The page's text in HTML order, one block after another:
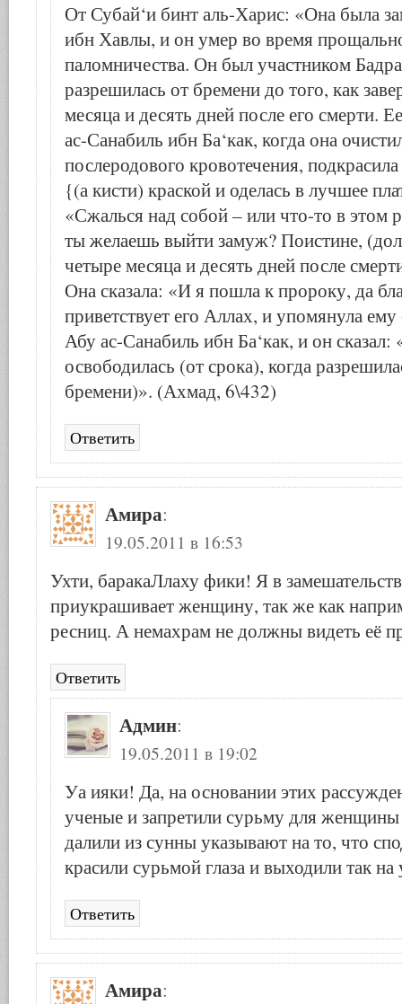
От Субай‘и бинт аль-Харис: «Она была
ибн Хавлы, и он умер во время
паломничества. Он был участником
разрешилась от бремени до того, как
месяца и десять дней после его смерти.
ас-Санабиль ибн Ба‘как, когда она
послеродового кровотечения,
{(а кисти) краской и оделась в лучшее
«Сжалься над собой – или что-то в этом
ты желаешь выйти замуж? Поистине,
четыре месяца и десять дней после
Она сказала: «И я пошла к пророку, да
приветствует его Аллах, и упомянула ему
Абу ас-Санабиль ибн Ба‘как, и он сказал:
освободилась (от срока), когда
бремени)». (Ахмад, 6\432)
Ответить
Амира:
19.05.2011 в 16:53
Ухти, баракаЛлаху фики! Я в
приукрашивает женщину, так же как
ресниц. А немахрам не должны видеть её
Ответить
Админ:
19.05.2011 в 19:02
Уа ияки! Да, на основании этих
ученые и запретили сурьму для
далили из сунны указывают на то, что
красили сурьмой глаза и выходили так на
Ответить
Амира: